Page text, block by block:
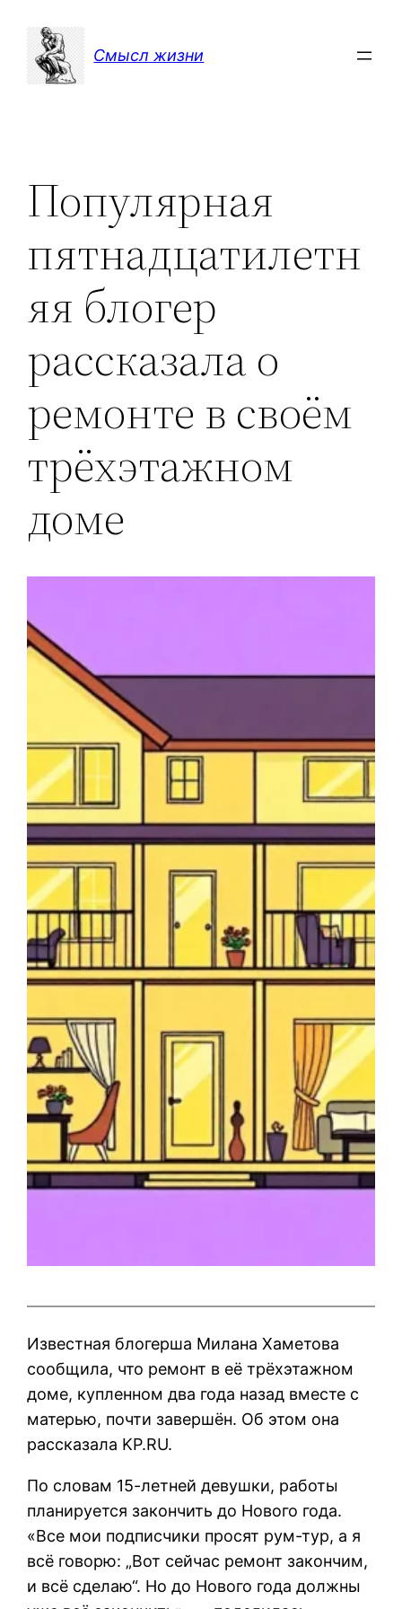
содержимому
Смысл жизни
Популярная
пятнадцатилетн
яя блогер
рассказала о
ремонте в своём
трёхэтажном
доме
Известная блогерша Милана Хаметова
сообщила, что ремонт в её трёхэтажном
доме, купленном два года назад вместе с
матерью, почти завершён. Об этом она
рассказала KP.RU.
По словам 15-летней девушки, работы
планируется закончить до Нового года.
«Все мои подписчики просят рум-тур, а я
всё говорю: „Вот сейчас ремонт закончим,
и всё сделаю“. Но до Нового года должны